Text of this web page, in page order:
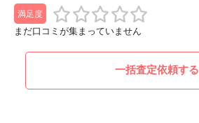
満足度
まだ口コミが集まっていません
一括査定依頼する